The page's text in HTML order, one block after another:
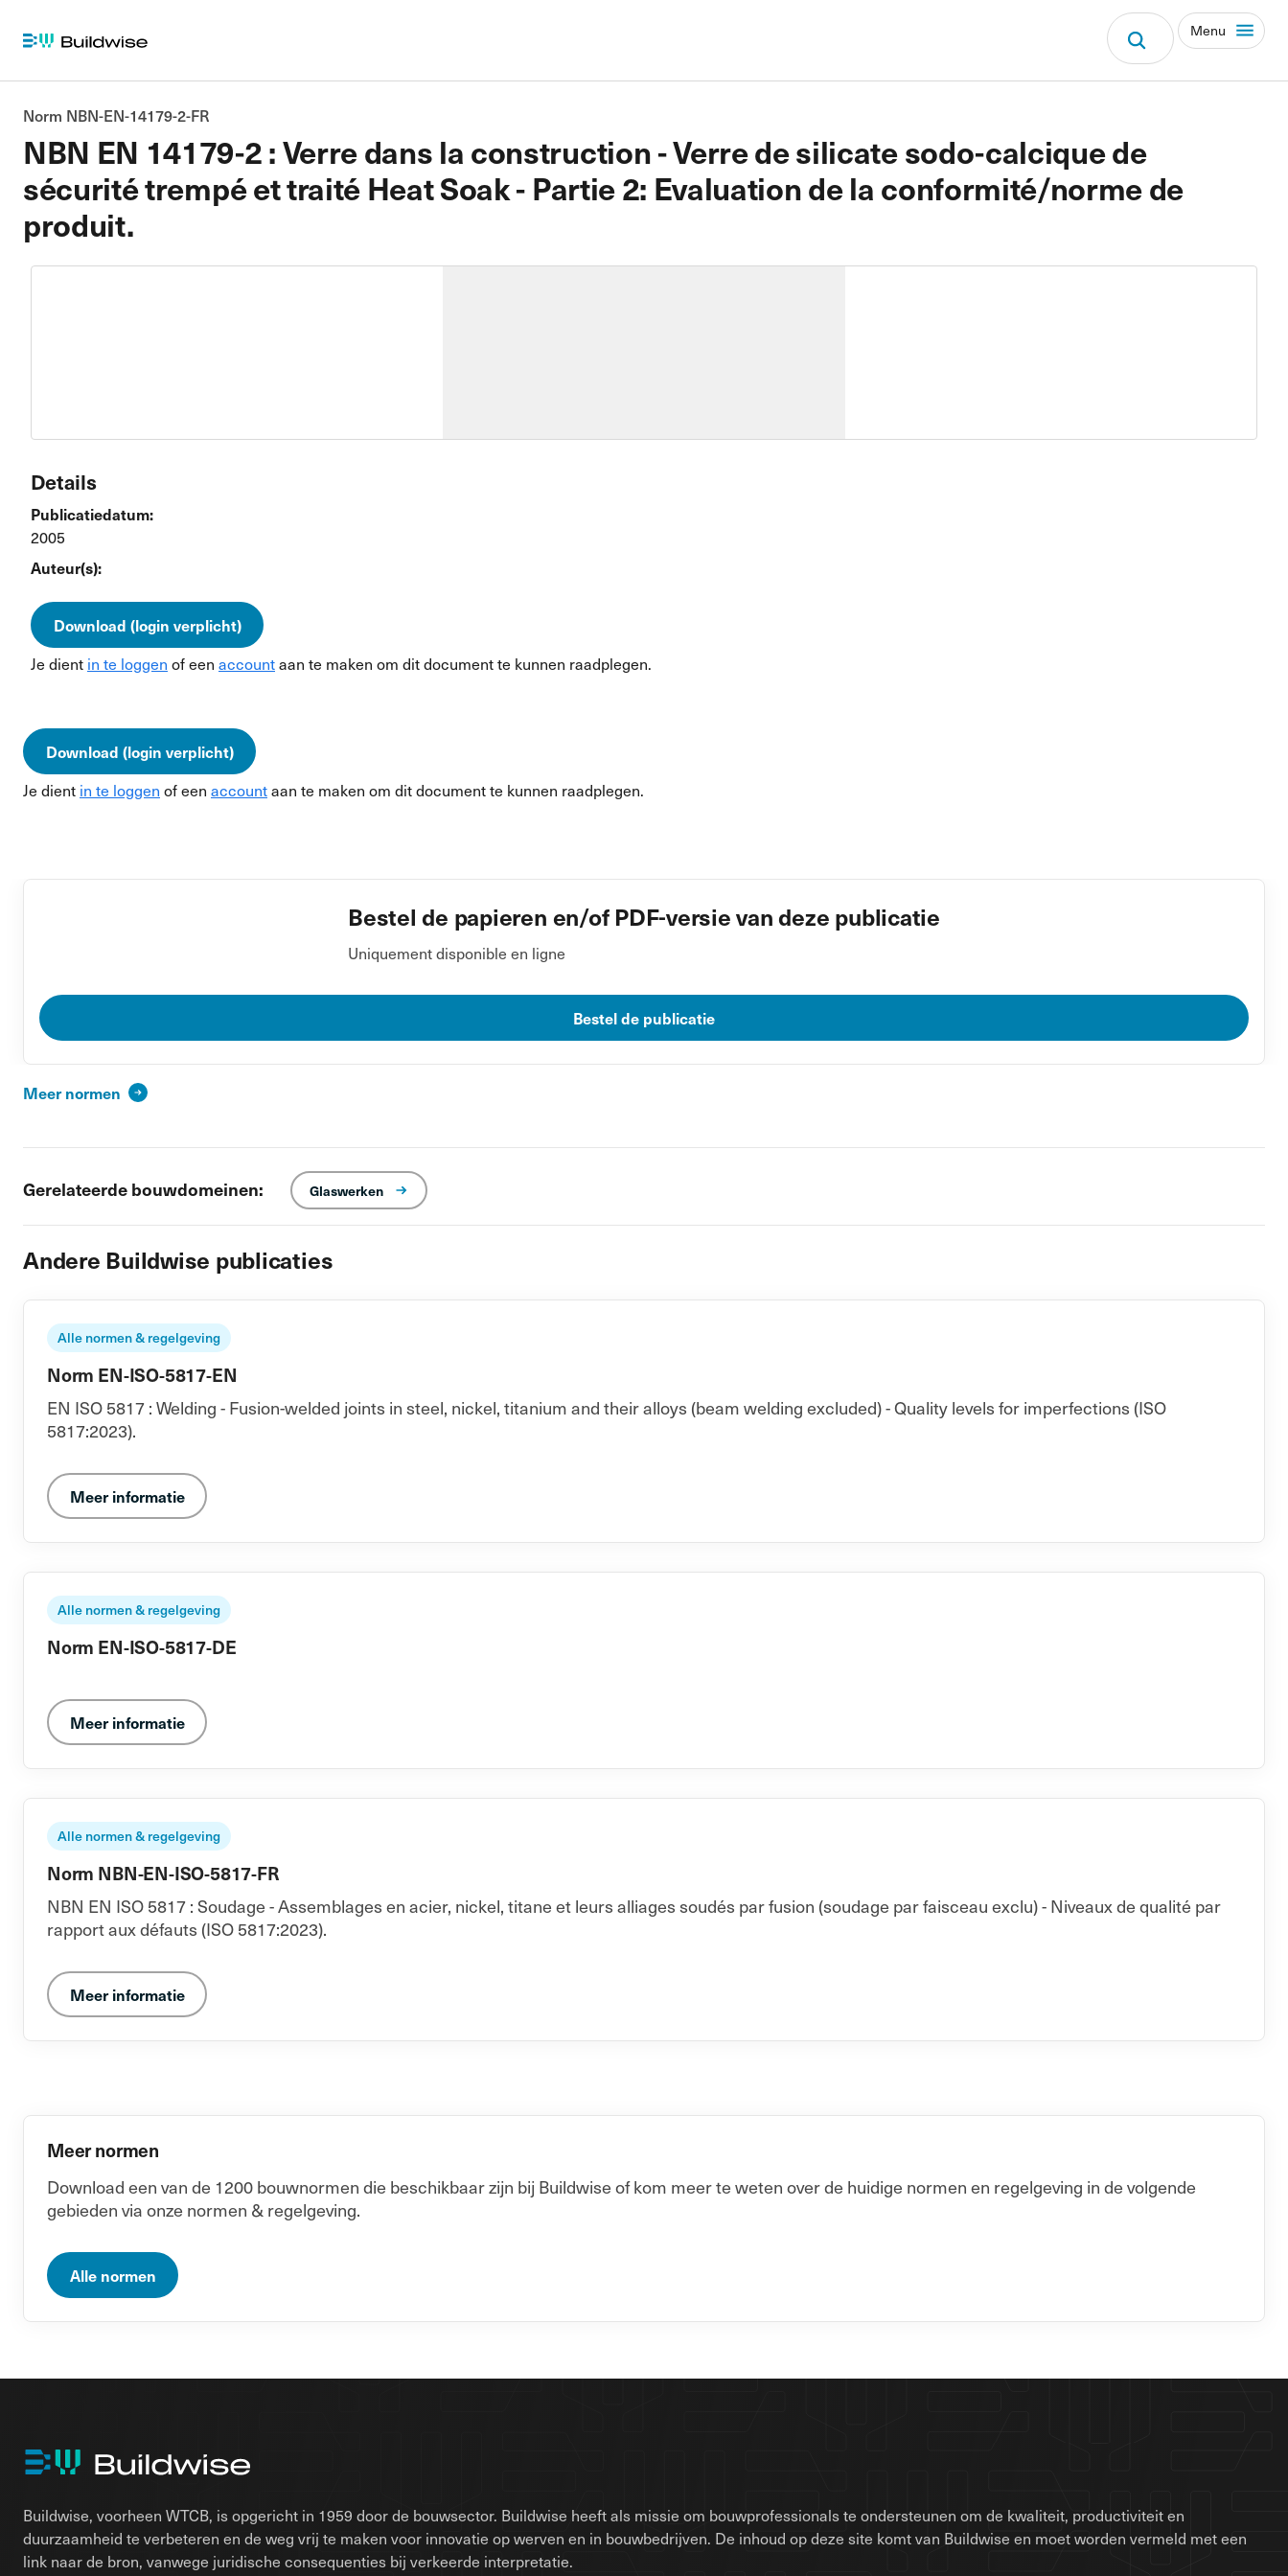
Menu
NBN EN 14179-2 : Verre dans la construction - Verre de silicate sodo-calcique de
sécurité trempé et traité Heat Soak - Partie 2: Evaluation de la conformité/norme de
produit.
Norm NBN-EN-14179-2-FR
Details
Publicatiedatum:
2005
Auteur(s):
Download (login verplicht)
Je dient in te loggen of een accountaan te maken om dit document te kunnen raadplegen.
Download (login verplicht)
Je dient in te loggen of een accountaan te maken om dit document te kunnen raadplegen.
Bestel de papieren en/of PDF-versie van deze publicatie
Uniquement disponible en ligne
Bestel de publicatie
Meer normen
Gerelateerde bouwdomeinen: Glaswerken
Andere Buildwise publicaties
Alle normen & regelgeving
Norm EN-ISO-5817-EN
EN ISO 5817 : Welding - Fusion-welded joints in steel, nickel, titanium and their alloys (beam welding excluded) - Quality levels for imperfections (ISO
5817:2023).
Meer informatie
Alle normen & regelgeving
Norm EN-ISO-5817-DE
Meer informatie
Alle normen & regelgeving
Norm NBN-EN-ISO-5817-FR
NBN EN ISO 5817 : Soudage - Assemblages en acier, nickel, titane et leurs alliages soudés par fusion (soudage par faisceau exclu) - Niveaux de qualité par
rapport aux défauts (ISO 5817:2023).
Meer informatie
Meer normen
Download een van de 1200 bouwnormen die beschikbaar zijn bij Buildwise of kom meer te weten over de huidige normen en regelgeving in de volgende
gebieden via onze normen & regelgeving.
Alle normen
Buildwise, voorheen WTCB, is opgericht in 1959 door de bouwsector. Buildwise heeft als missie om bouwprofessionals te ondersteunen om de kwaliteit, productiviteit en
duurzaamheid te verbeteren en de weg vrij te maken voor innovatie op werven en in bouwbedrijven. De inhoud op deze site komt van Buildwise en moet worden vermeld met een
link naar de bron, vanwege juridische consequenties bij verkeerde interpretatie.